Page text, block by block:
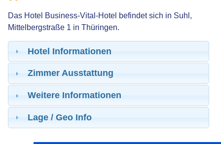
Das Hotel Business-Vital-Hotel befindet sich in Suhl,
Mittelbergstraße 1 in Thüringen.
Hotel Informationen
Zimmer Ausstattung
Weitere Informationen
Lage / Geo Info